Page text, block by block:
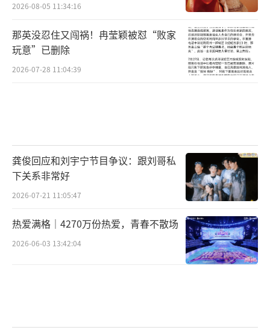
2026-08-05 11:34:16
那英没忍住又闯祸！冉莹颖被怼“败家
玩意”已删除
2026-07-28 11:04:39
龚俊回应和刘宇宁节目争议：跟刘哥私
下关系非常好
2026-07-21 11:05:47
热爱满格｜4270万份热爱，青春不散场
2026-06-03 13:42:04